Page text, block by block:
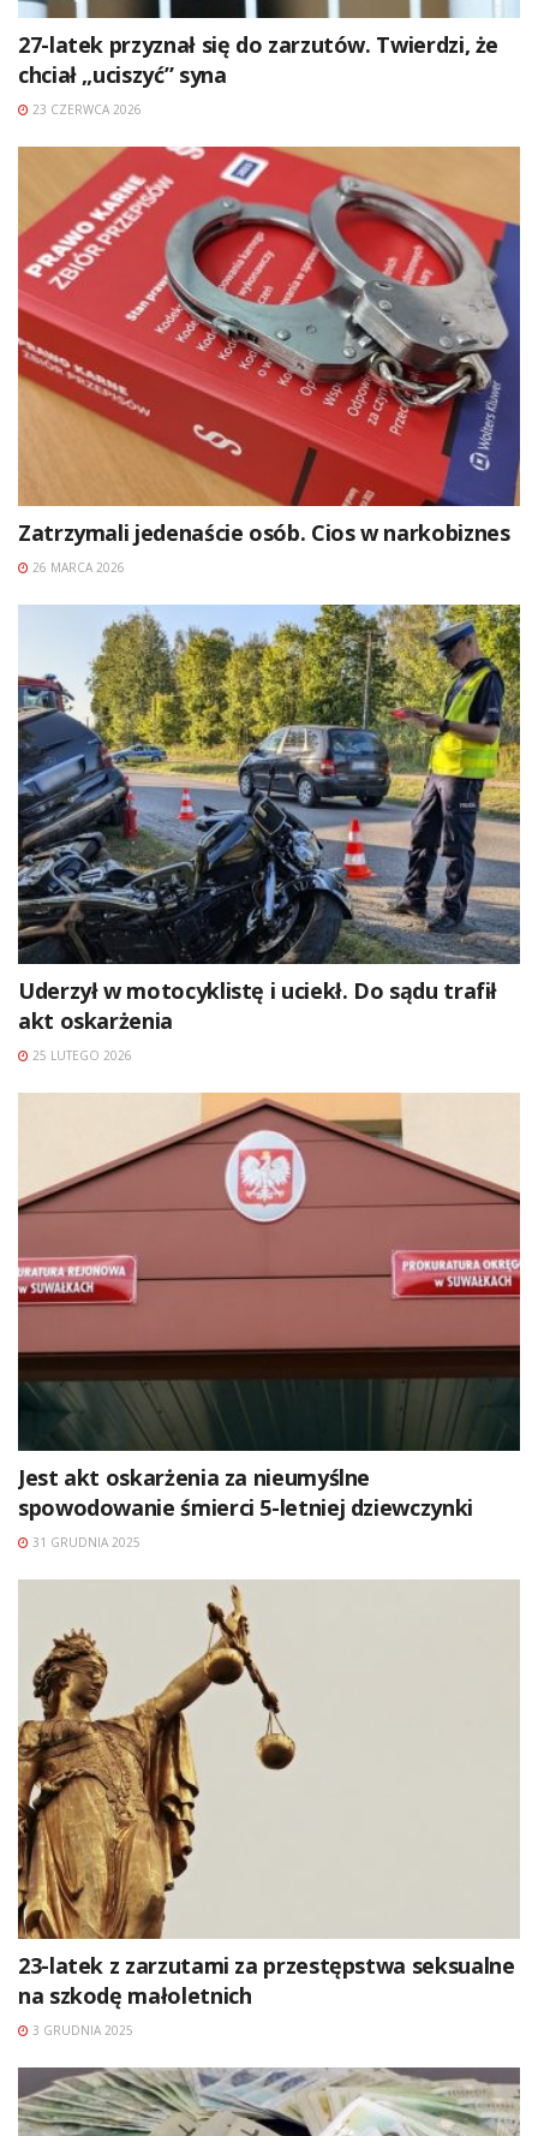
27-latek przyznał się do zarzutów. Twierdzi, że
chciał „uciszyć” syna
23 CZERWCA 2026
Zatrzymali jedenaście osób. Cios w narkobiznes
26 MARCA 2026
Uderzył w motocyklistę i uciekł. Do sądu trafił
akt oskarżenia
25 LUTEGO 2026
Jest akt oskarżenia za nieumyślne
spowodowanie śmierci 5-letniej dziewczynki
31 GRUDNIA 2025
23-latek z zarzutami za przestępstwa seksualne
na szkodę małoletnich
3 GRUDNIA 2025